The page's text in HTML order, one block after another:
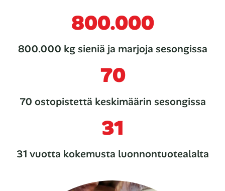
800.000
800.000 kg sieniä ja marjoja sesongissa
70
70 ostopistettä keskimäärin sesongissa
31
31 vuotta kokemusta luonnontuotealalta